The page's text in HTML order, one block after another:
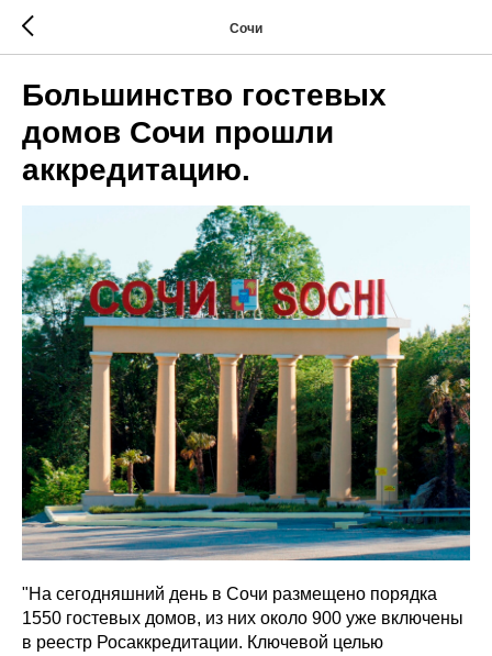
Сочи
Большинство гостевых
домов Сочи прошли
аккредитацию.
"На сегодняшний день в Сочи размещено порядка
1550 гостевых домов, из них около 900 уже включены
в реестр Росаккредитации. Ключевой целью